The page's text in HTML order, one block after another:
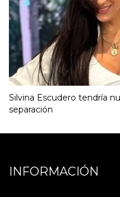
Silvina Escudero tendría
separación
INFORMACIÓN